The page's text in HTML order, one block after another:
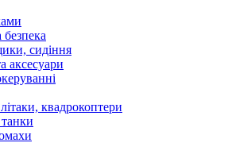
безпека
сидіння
аксесуари
квадрокоптери